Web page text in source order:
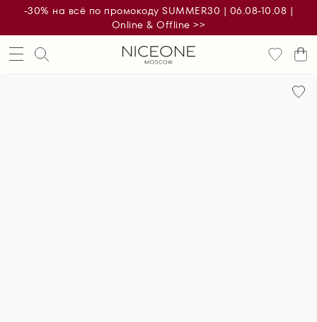
-30% на всё по промокоду SUMMER30 | 06.08-10.08 |
Online & Offline >>